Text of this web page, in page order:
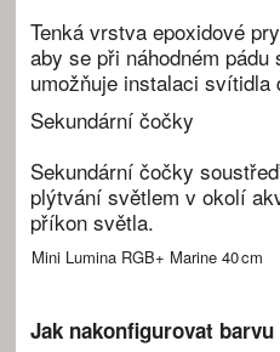
Tenká vrstva epoxidové
aby se při náhodném
umožňuje instalaci
Sekundární čočky
Sekundární čočky
plýtvání světlem v okolí
příkon světla.
Mini Lumina RGB+ Marine 40cm
Jak nakonfigurovat